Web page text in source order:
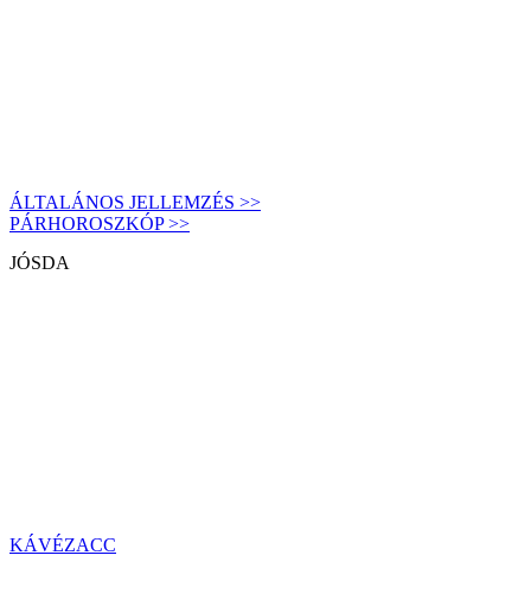
ÁLTALÁNOS JELLEMZÉS >>
PÁRHOROSZKÓP >>
JÓSDA
KÁVÉZACC